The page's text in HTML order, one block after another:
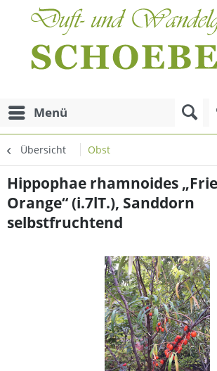
Menü
Übersicht Obst
Hippophae rhamnoides
Orange“ (i.7lT.), Sanddorn
selbstfruchtend